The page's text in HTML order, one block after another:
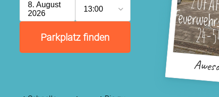
8. August
2026
13:00
Parkplatz finden